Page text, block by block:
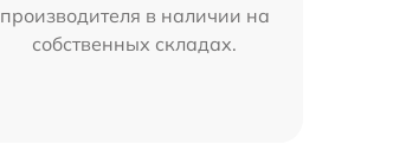
производителя в наличии на
собственных складах.